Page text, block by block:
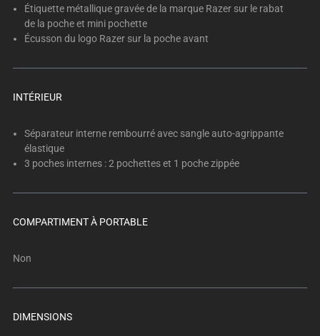
image
above.
Étiquette métallique gravée de la marque Razer sur le rabat
de la poche et mini pochette
Écusson du logo Razer sur la poche avant
INTÉRIEUR
Séparateur interne rembourré avec sangle auto-agrippante
élastique
3 poches internes : 2 pochettes et 1 poche zippée
COMPARTIMENT À PORTABLE
Non
DIMENSIONS